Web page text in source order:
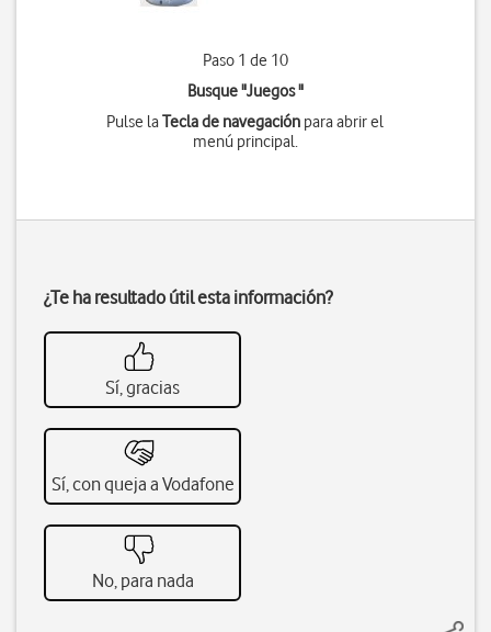
Paso 1 de 10
Busque "Juegos "
Pulse laTecla de navegación para abrir el
menú principal.
¿Te ha resultado útil esta información?
Sí, gracias
Sí, con queja a Vodafone
No, para nada